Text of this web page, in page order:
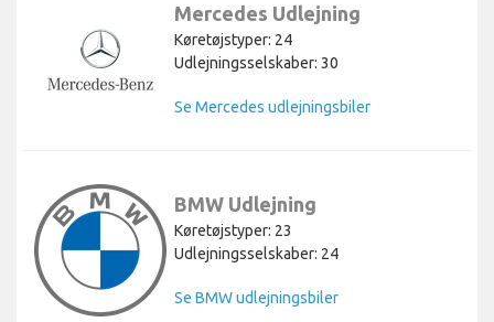
Mercedes Udlejning
Køretøjstyper: 24
Udlejningsselskaber: 30
Se Mercedes udlejningsbiler
BMW Udlejning
Køretøjstyper: 23
Udlejningsselskaber: 24
Se BMW udlejningsbiler